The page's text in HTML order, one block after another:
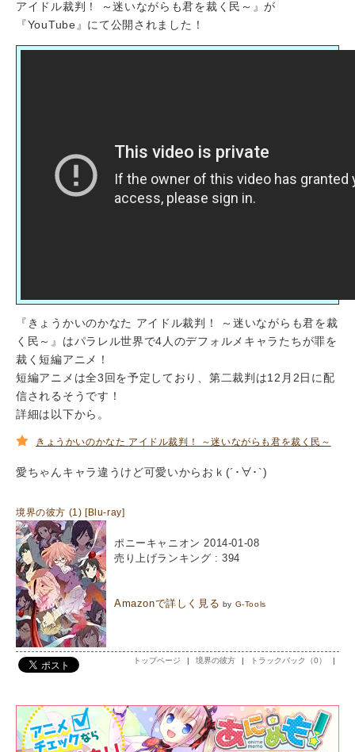
アイドル裁判！ ～迷いながらも君を裁く民～』が
『YouTube』にて公開されました！
『きょうかいのかなた アイドル裁判！ ～迷いながらも君を裁
く民～』はパラレル世界で4人のデフォルメキャラたちが罪を
裁く短編アニメ！
短編アニメは全3回を予定しており、第二裁判は12月2日に配
信されるそうです！
詳細は以下から。
きょうかいのかなた アイドル裁判！ ～迷いながらも君を裁く民～
愛ちゃんキャラ違うけど可愛いからおｋ(´･∀･`)
境界の彼方 (1) [Blu-ray]
ポニーキャニオン 2014-01-08
売り上げランキング : 394
Amazonで詳しく見る by G-Tools
トップページ | 境界の彼方 | トラックバック（0） |